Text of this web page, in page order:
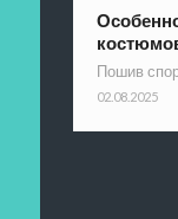
Пошив
02.08.2025